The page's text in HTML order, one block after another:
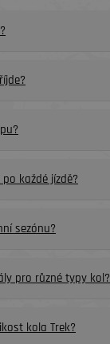
každé jízdě?
sezónu?
pro různé typy kol?
kola Trek?